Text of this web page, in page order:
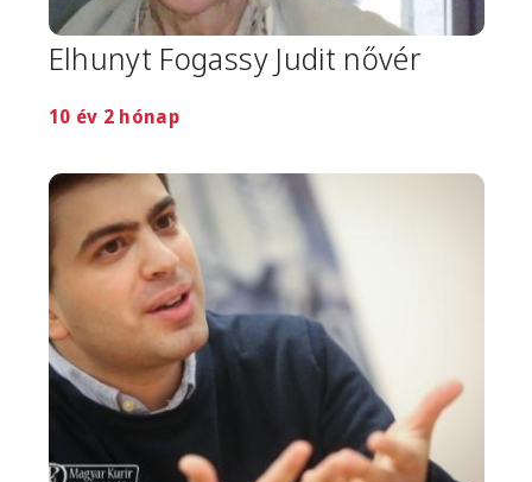
Elhunyt Fogassy Judit nővér
10 év 2 hónap
Image